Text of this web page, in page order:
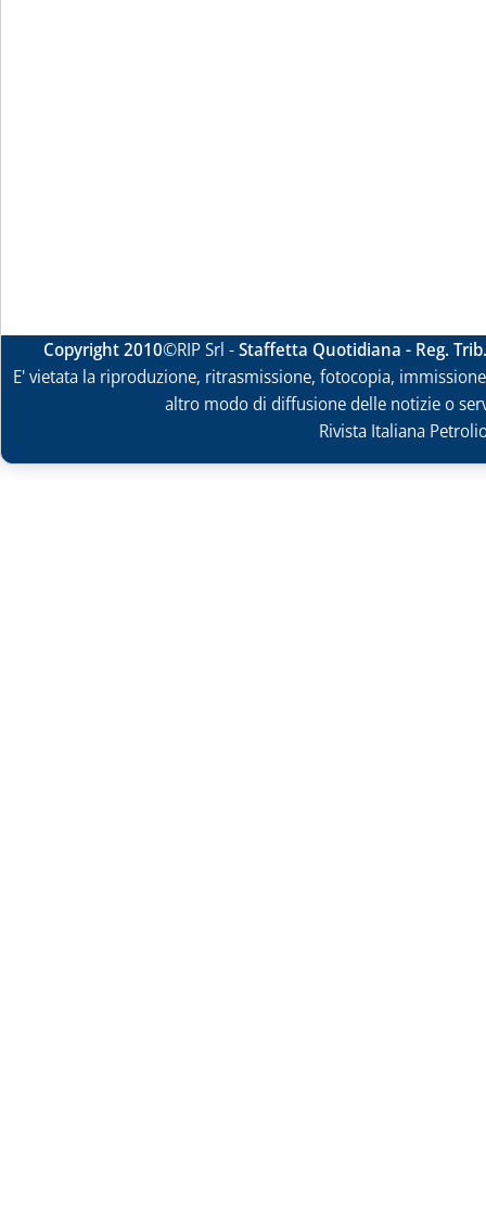
Copyright 2010©RIP Srl -Staffetta Quotidiana - Reg.
E' vietata la riproduzione, ritrasmissione, fotocopia,
altro modo di diffusione delle notizie o
Rivista Italiana